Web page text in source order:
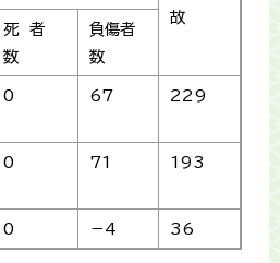
故
死 者
数
負傷者
数
0 67 229
0 71 193
0 －4 36